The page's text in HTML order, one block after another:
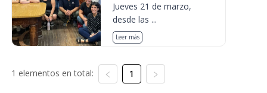
Jueves 21 de marzo,
desde las ...
Leer más
1 elementos en total: 1